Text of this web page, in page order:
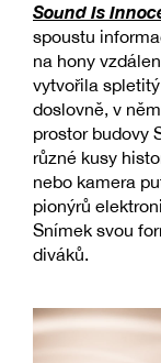
Sound Is
spoustu
na hony
vytvořila
doslovně, v
prostor budovy
různé kusy
nebo kamera
pionýrů
Snímek svou
diváků.